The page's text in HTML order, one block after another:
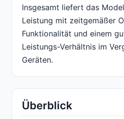
Insgesamt liefert das
Leistung mit zeitgemäßer
Funktionalität und einem
Leistungs-Verhältnis im
Geräten.
Überblick